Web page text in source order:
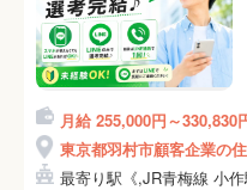
月給 255,000円～330,830
東京都羽村市顧客企業の
説明いたします！
最寄り駅《,JR青梅線 小